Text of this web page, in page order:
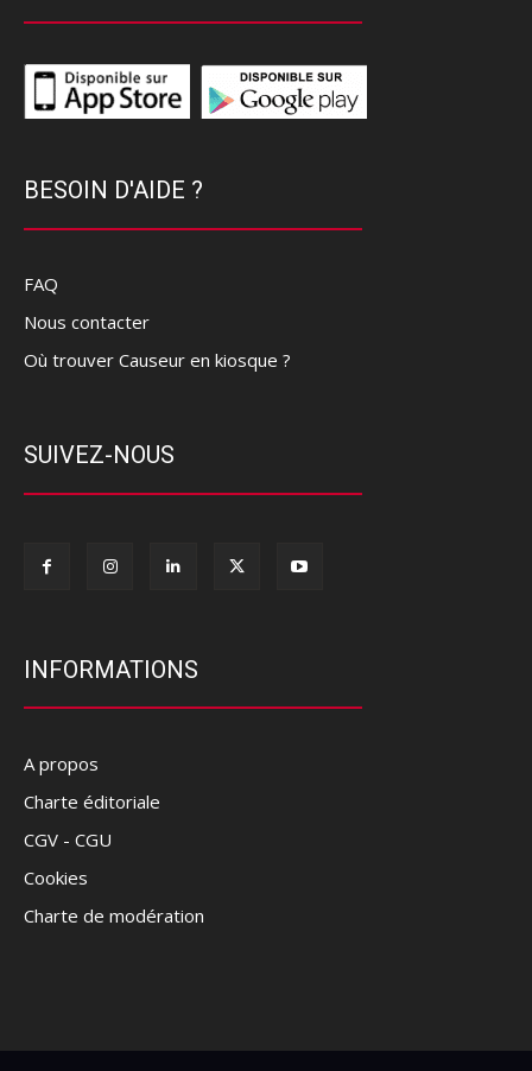
BESOIN D'AIDE ?
FAQ
Nous contacter
Où trouver Causeur en kiosque ?
SUIVEZ-NOUS
INFORMATIONS
A propos
Charte éditoriale
CGV - CGU
Cookies
Charte de modération